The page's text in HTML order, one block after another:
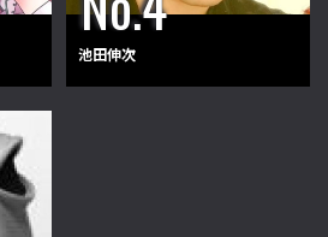
池田伸次